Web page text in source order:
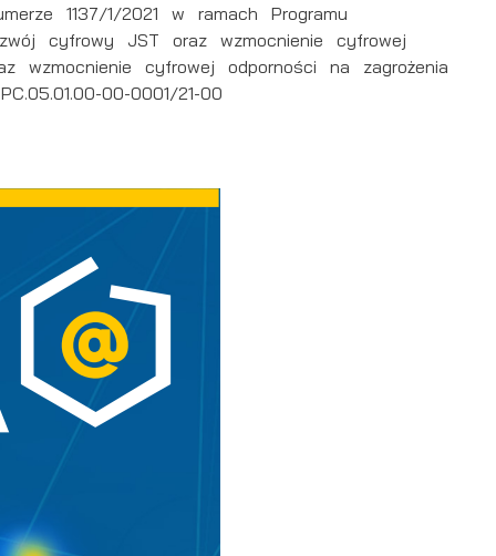
1137/1/2021 w ramach Programu
cyfrowy JST oraz wzmocnienie cyfrowej
wzmocnienie cyfrowej odporności na zagrożenia
00-0001/21-00